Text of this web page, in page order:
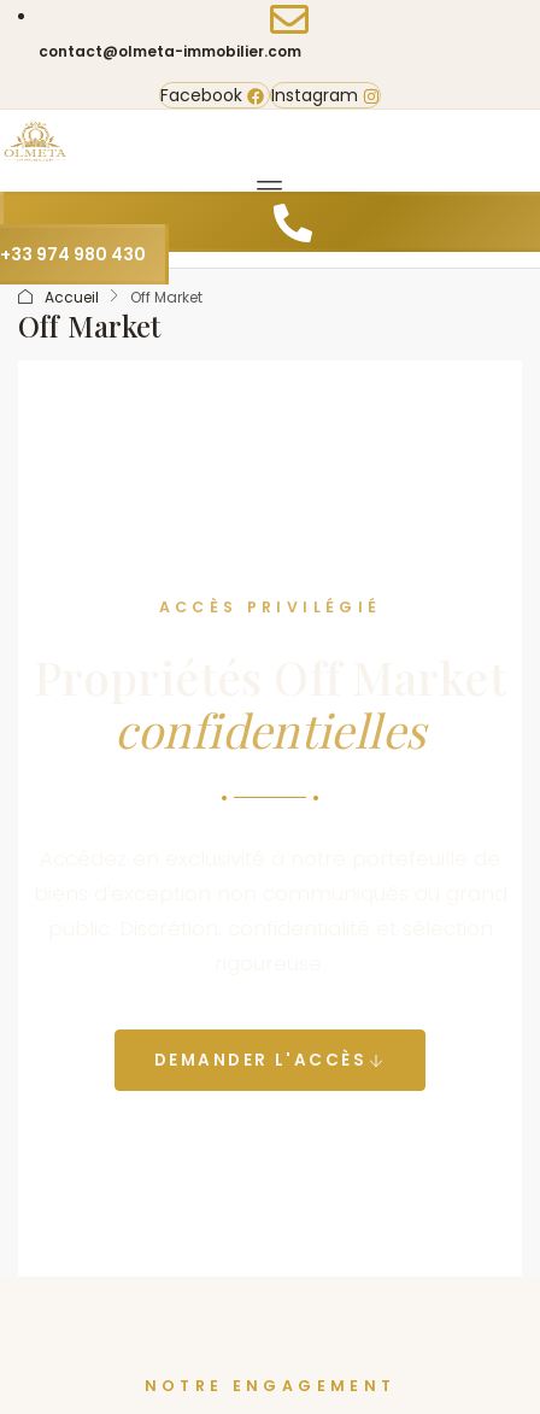
contact@olmeta-immobilier.com
Facebook Instagram
+33 974 980 430
Accueil Off Market
Off Market
ACCÈS PRIVILÉGIÉ
confidentielles
DEMANDER L'ACCÈS
NOTRE ENGAGEMENT